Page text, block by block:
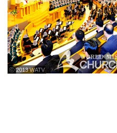
ⓒ 2013 WATV